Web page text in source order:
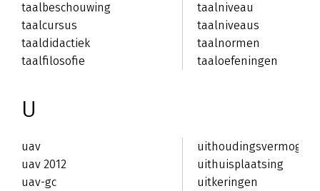
taalbeschouwing
taalcursus
taaldidactiek
taalfilosofie
taalniveau
taalniveaus
taalnormen
taaloefeningen
U
uav
uav 2012
uav-gc
uithoudingsvermogen
uithuisplaatsing
uitkeringen